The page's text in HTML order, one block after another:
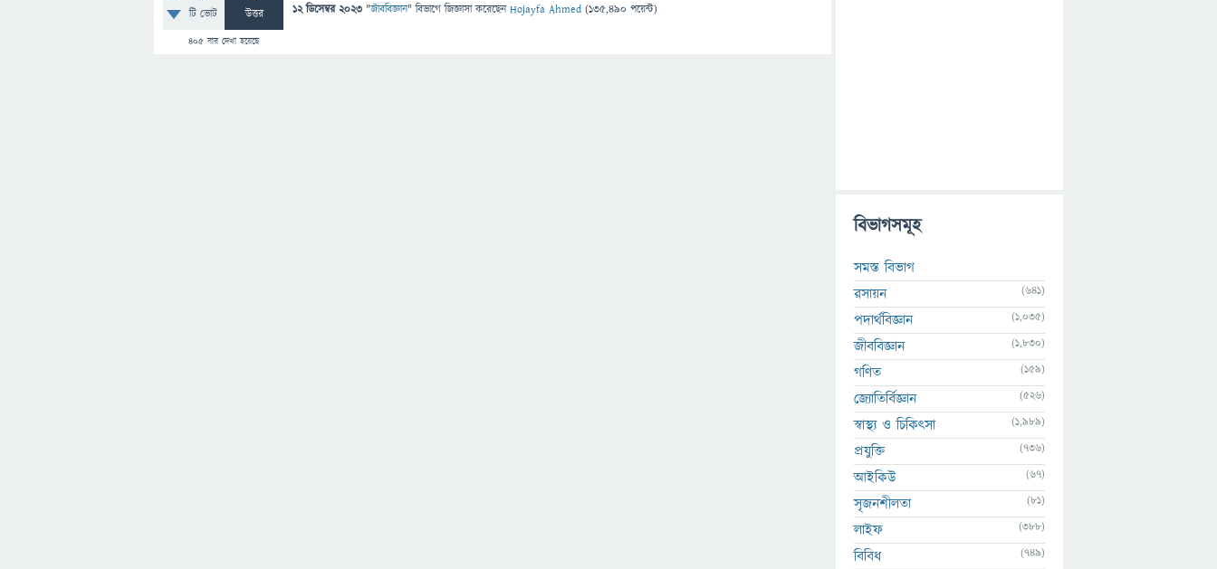
টি ভোট উত্তর
405বার দেখা হয়েছে
12 ডিসেম্বর 2023 "জীববিজ্ঞান" বিভাগে জিজ্ঞাসাকরেছেনHojayfa Ahmed (135,490 পয়েন্ট)
বিভাগসমূহ
সমস্ত বিভাগ
রসায়ন
(641)
পদার্থবিজ্ঞান (1,035)
জীববিজ্ঞান (1,830)
গণিত (159)
জ্যোতির্বিজ্ঞান (526)
স্বাস্থ্য ও চিকিৎসা (1,989)
প্রযুক্তি (736)
আইকিউ (67)
সৃজনশীলতা (81)
লাইফ (388)
বিবিধ (749)